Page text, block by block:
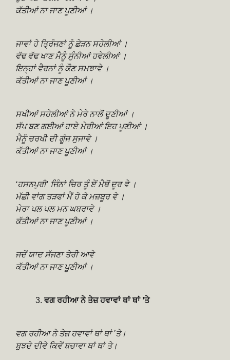
ਕੱਤੀਆਂ ਨਾ ਜਾਣ ਪੂਣੀਆਂ ।
ਜਾਵਾਂ ਹੇ ਤ੍ਰਿੰਜਣਾਂ ਨੂੰ ਛੇੜਨ ਸਹੇਲੀਆਂ ।
ਵੱਢ ਵੱਢ ਖਾਣ ਮੈਨੂੰ ਸੁੰਨੀਆਂ ਹਵੇਲੀਆਂ ।
ਇਨ੍ਹਾਂ ਵੈਰਨਾਂ ਨੂੰ ਕੌਣ ਸਮਝਾਵੇ ।
ਕੱਤੀਆਂ ਨਾ ਜਾਣ ਪੂਣੀਆਂ ।
ਸਖੀਆਂ ਸਹੇਲੀਆਂ ਨੇ ਮੇਰੇ ਨਾਲੋਂ ਦੂਣੀਆਂ ।
ਸੱਪ ਬਣ ਗਈਆਂ ਹਾਏ ਮੇਰੀਆਂ ਇਹ ਪੂਣੀਆਂ ।
ਮੈਨੂੰ ਚਰਖੀ ਦੀ ਗੂੰਜ ਸੁਜਾਵੇ ।
ਕੱਤੀਆਂ ਨਾ ਜਾਣ ਪੂਣੀਆਂ ।
‘ਹਸਨਪੁਰੀ’ ਜਿੰਨਾਂ ਚਿਰ ਤੂੰ ਏਂ ਮੈਥੋਂ ਦੂਰ ਵੇ ।
ਮੱਛੀ ਵਾਂਗ ਤੜਫਾਂ ਮੈਂ ਹੋ ਕੇ ਮਜ਼ਬੂਰ ਵੇ ।
ਮੇਰਾ ਪਲ ਪਲ ਮਨ ਘਬਰਾਵੇ ।
ਕੱਤੀਆਂ ਨਾ ਜਾਣ ਪੂਣੀਆਂ ।
ਜਦੋਂ ਯਾਦ ਸੱਜਣਾ ਤੇਰੀ ਆਵੇ
ਕੱਤੀਆਂ ਨਾ ਜਾਣ ਪੂਣੀਆਂ ।
ਵਗ ਰਹੀਆ ਨੇ ਤੇਜ਼ ਹਵਾਵਾਂ ਥਾਂ ਥਾਂ ʼਤੇ
ਵਗ ਰਹੀਆ ਨੇ ਤੇਜ਼ ਹਵਾਵਾਂ ਥਾਂ ਥਾਂ ʼਤੇ।
ਬੁਝਦੇ ਦੀਵੇ ਕਿਵੇਂ ਬਚਾਵਾ ਥਾਂ ਥਾਂ ਤੇ।